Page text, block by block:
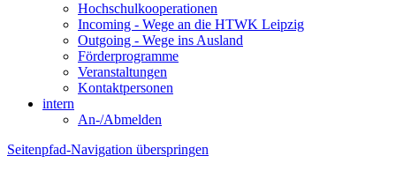
Hochschulkooperationen
Incoming - Wege an die HTWK Leipzig
Outgoing - Wege ins Ausland
Förderprogramme
Veranstaltungen
Kontaktpersonen
intern
An-/Abmelden
Seitenpfad-Navigation überspringen